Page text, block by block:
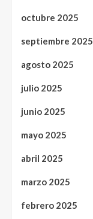
octubre 2025
septiembre 2025
agosto 2025
julio 2025
junio 2025
mayo 2025
abril 2025
marzo 2025
febrero 2025